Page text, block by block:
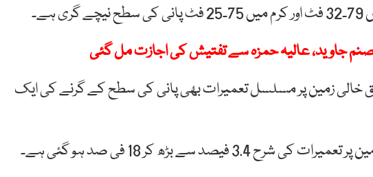
خالی زمین پر مسلسل تعمیرات بھی پانی کی سطح کے گرنے کی ایک
سے بڑھ کر 18 فی صد ہو گئی ہے۔